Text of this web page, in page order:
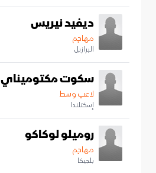
ديفيد نيريس
مهاجم
البرازيل
سكوت مكتوميناي
لاعب وسط
إسكتلندا
روميلو لوكاكو
مهاجم
بلجيكا